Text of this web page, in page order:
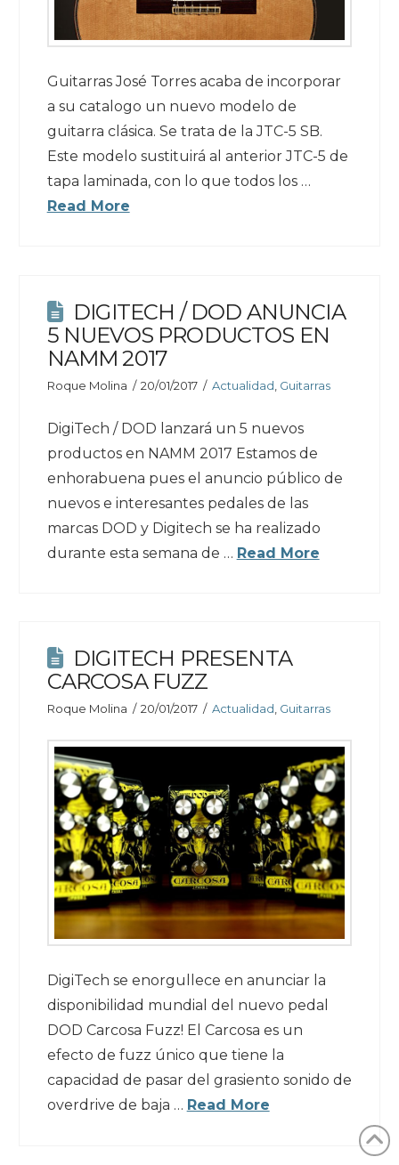
Guitarras José Torres acaba de incorporar
a su catalogo un nuevo modelo de
guitarra clásica. Se trata de la JTC-5 SB.
Este modelo sustituirá al anterior JTC-5 de
tapa laminada, con lo que todos los …
Read More
DIGITECH / DOD ANUNCIA
5 NUEVOS PRODUCTOS EN
NAMM 2017
Roque Molina 20/01/2017 Actualidad Guitarras
DigiTech / DOD lanzará un 5 nuevos
productos en NAMM 2017 Estamos de
enhorabuena pues el anuncio público de
nuevos e interesantes pedales de las
marcas DOD y Digitech se ha realizado
durante esta semana de … Read More
DIGITECH PRESENTA
CARCOSA FUZZ
Roque Molina 20/01/2017 Actualidad Guitarras
DigiTech se enorgullece en anunciar la
disponibilidad mundial del nuevo pedal
DOD Carcosa Fuzz! El Carcosa es un
efecto de fuzz único que tiene la
capacidad de pasar del grasiento sonido de
overdrive de baja … Read More